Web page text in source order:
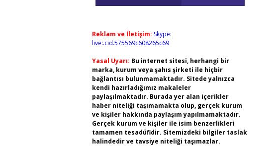
Reklam ve İletişim: Skype:
live:.cid.575569c608265c69
Yasal Uyarı: Bu internet sitesi, herhangi bir
marka, kurum veya şahıs şirketi ile hiçbir
bağlantısı bulunmamaktadır. Sitede yalnızca
kendi hazırladığımız makaleler
paylaşılmaktadır. Burada yer alan içerikler
haber niteliği taşımamakta olup, gerçek kurum
ve kişiler hakkında paylaşım yapılmamaktadır.
Gerçek kurum ve kişiler ile isim benzerlikleri
tamamen tesadüfidir. Sitemizdeki bilgiler taslak
halindedir ve tavsiye niteliği taşımazlar.